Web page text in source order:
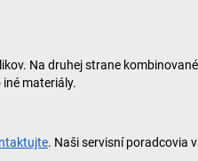
Na druhej strane
materiály.
. Naši servisní poradcovia